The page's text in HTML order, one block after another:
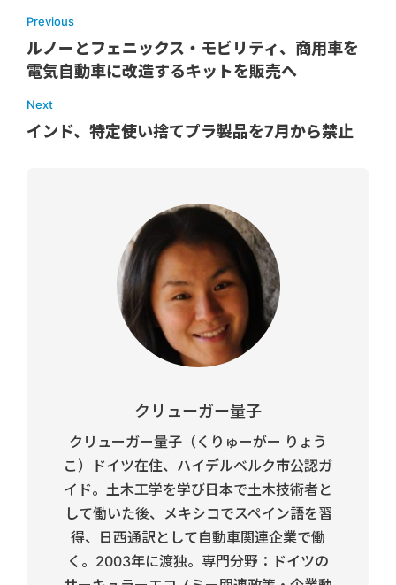
Previous
ルノーとフェニックス・モビリティ、商用車を
電気自動車に改造するキットを販売へ
Next
インド、特定使い捨てプラ製品を7月から禁止
クリューガー量子
クリューガー量子（くりゅーがー りょう
こ）ドイツ在住、ハイデルベルク市公認ガ
イド。土木工学を学び日本で土木技術者と
して働いた後、メキシコでスペイン語を習
得、日西通訳として自動車関連企業で働
く。2003年に渡独。専門分野：ドイツの